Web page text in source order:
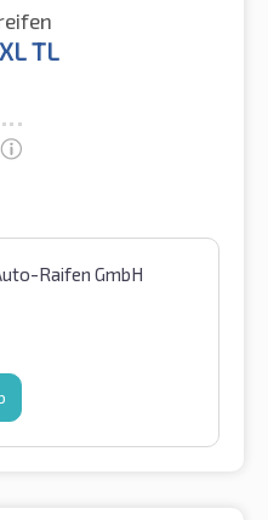
TL
Raifen GmbH